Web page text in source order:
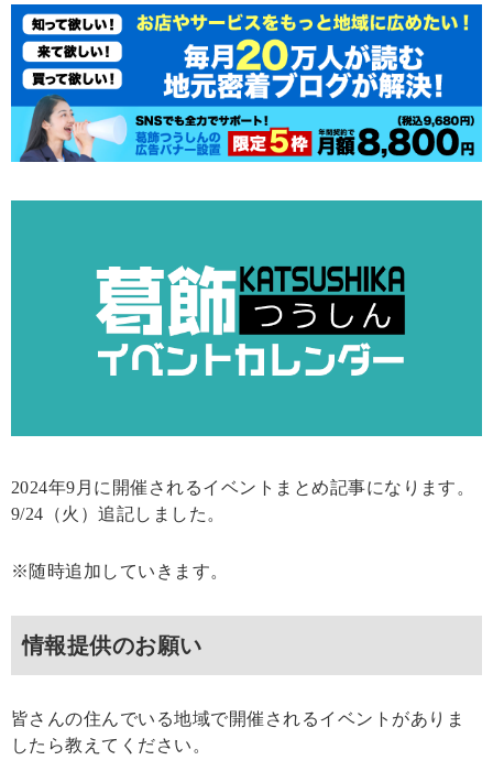
2024年9月に開催されるイベントまとめ記事になります。
9/24（火）追記しました。
※随時追加していきます。
情報提供のお願い
皆さんの住んでいる地域で開催されるイベントがありま
したら教えてください。